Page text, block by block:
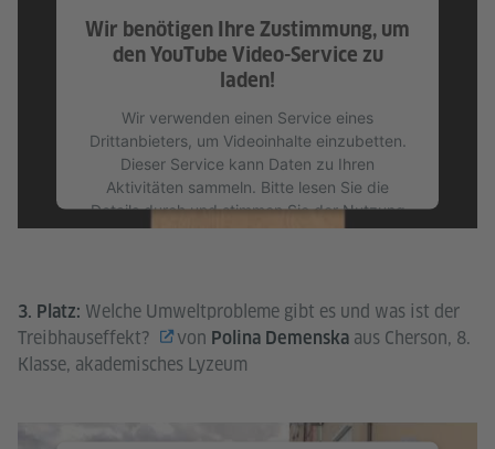
Wir benötigen Ihre Zustimmung, um
den YouTube Video-Service zu
laden!
Wir verwenden einen Service eines
Drittanbieters, um Videoinhalte einzubetten.
Dieser Service kann Daten zu Ihren
Aktivitäten sammeln. Bitte lesen Sie die
Details durch und stimmen Sie der Nutzung
des Service zu, um dieses Video anzusehen.
Akzeptieren
3. Platz: Welche Umweltprobleme gibt es und was ist der
Treibhauseffekt?
von Polina Demenskaaus Cherson, 8.
Klasse, akademisches Lyzeum